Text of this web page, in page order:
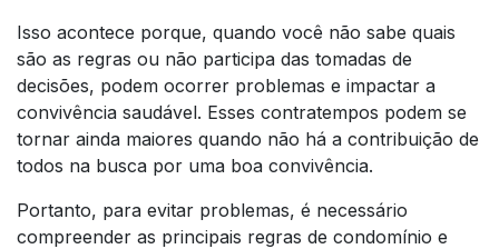
Isso acontece porque, quando você não sabe quais
são as regras ou não participa das tomadas de
decisões, podem ocorrer problemas e impactar a
convivência saudável. Esses contratempos podem se
tornar ainda maiores quando não há a contribuição de
todos na busca por uma boa convivência.
Portanto, para evitar problemas, é necessário
compreender as principais regras de condomínio e